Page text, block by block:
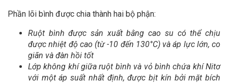
Phần lõi bình được chia thành hai bộ phận:
Ruột bình được sản xuất bằng cao su có thể chịu
được nhiệt độ cao (từ -10 đến 130°C) và áp lực lớn, co
giãn và đàn hồi tốt
Lớp không khí giữa ruột bình và vỏ bình chứa khí Nitơ
với một áp suất nhất định, được bịt kín bởi mặt bích